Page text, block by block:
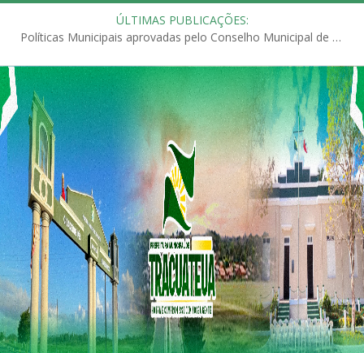
ÚLTIMAS PUBLICAÇÕES:
Políticas Municipais aprovadas pelo Conselho Municipal de Educação (CME)